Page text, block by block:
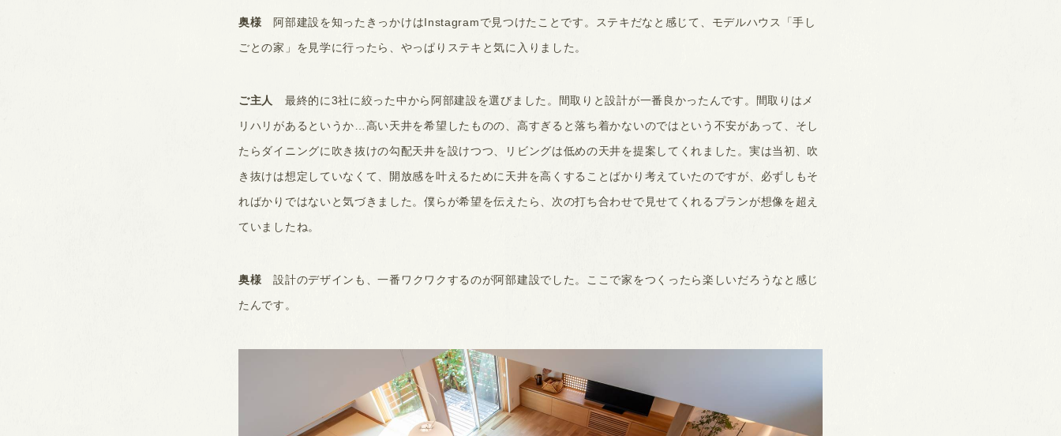
奥様 阿部建設を知ったきっかけはInstagramで見つけたことです。ステキだなと感じて、モデルハウス「手し
ごとの家」を見学に行ったら、やっぱりステキと気に入りました。
ご主人
最終的に3社に絞った中から阿部建設を選びました。間取りと設計が一番良かったんです。間取りはメ
リハリがあるというか…高い天井を希望したものの、高すぎると落ち着かないのではという不安があって、そし
たらダイニングに吹き抜けの勾配天井を設けつつ、リビングは低めの天井を提案してくれました。実は当初、吹
き抜けは想定していなくて、開放感を叶えるために天井を高くすることばかり考えていたのですが、必ずしもそ
ればかりではないと気づきました。僕らが希望を伝えたら、次の打ち合わせで見せてくれるプランが想像を超え
ていましたね。
奥様 設計のデザインも、一番ワクワクするのが阿部建設でした。ここで家をつくったら楽しいだろうなと感じ
たんです。